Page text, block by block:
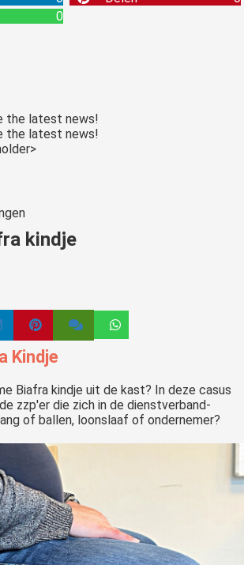
0
the latest news!
the latest news!
kindje
Kindje
Biafra kindje uit de kast? In deze casus
zzp'er die zich in de dienstverband-
of ballen, loonslaaf of ondernemer?